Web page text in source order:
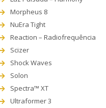
Morpheus 8
NuEra Tight
Reaction – Radiofrequência
Scizer
Shock Waves
Solon
Spectra™ XT
Ultraformer 3